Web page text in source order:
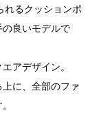
れるクッションポ
良いモデルで
アデザイン。
に、全部のファ